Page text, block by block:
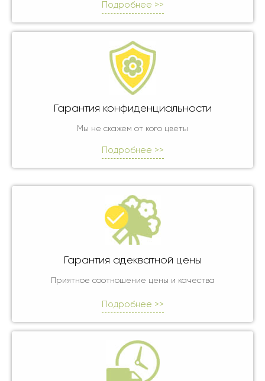
Подробнее >>
Гарантия конфиденциальности
Мы не скажем от кого цветы
Подробнее >>
Гарантия адекватной цены
Приятное соотношение цены и качества
Подробнее >>